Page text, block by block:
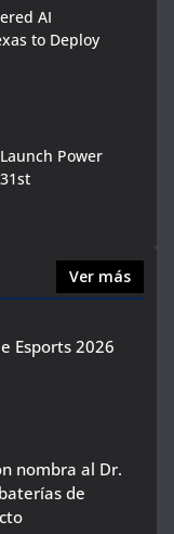
AI
to Deploy
Power
Ver más
Esports 2026
nombra al Dr.
de